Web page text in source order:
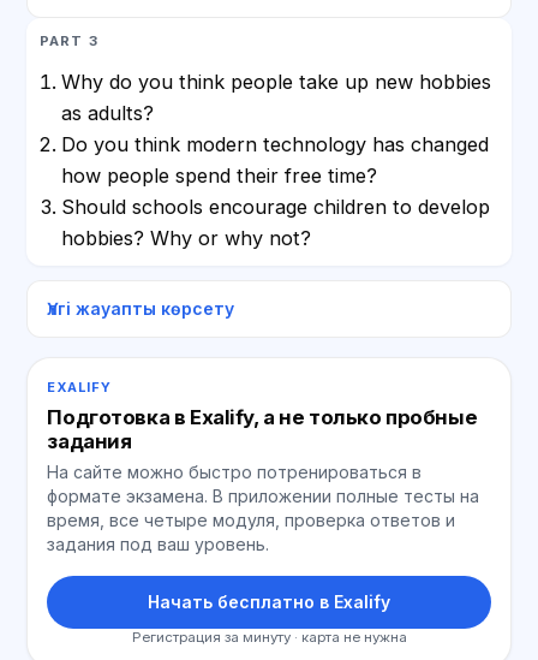
PART 3
Why do you think people take up new hobbies
as adults?
Do you think modern technology has changed
how people spend their free time?
Should schools encourage children to develop
hobbies? Why or why not?
Үлгі жауапты көрсету
EXALIFY
Подготовка в Exalify, а не только пробные
задания
На сайте можно быстро потренироваться в
формате экзамена. В приложении полные тесты на
время, все четыре модуля, проверка ответов и
задания под ваш уровень.
Начать бесплатно в Exalify
Регистрация за минуту · карта не нужна